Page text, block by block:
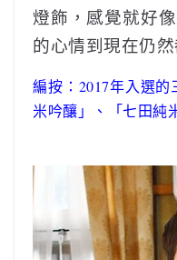
燈飾，感覺就好
的心情到現在仍然
編按：2017年入選
米吟釀」、「七田純